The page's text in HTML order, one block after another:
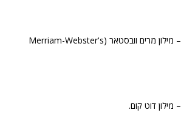
– מילון מרים וובסטאר (Merriam-Webster's
– מילון דוט קום.